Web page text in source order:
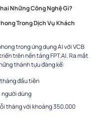
Những Công Nghệ Gì?
Trong Dịch Vụ Khách
trong ứng dụng AI với VCB
trên nền tảng FPT.AI. Ra mắt
thành tựu đáng kể:
đầu tiên
người dùng
tháng với khoảng 350.000